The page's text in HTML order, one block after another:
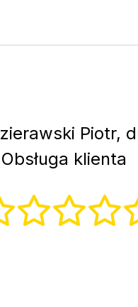
Piotr,
klienta